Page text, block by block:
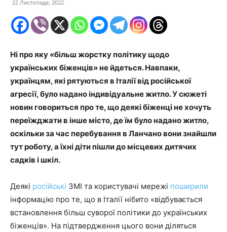
22 Листопада, 2022
Ні про яку «більш жорстку політику щодо
українських біженців» не йдеться. Навпаки,
українцям, які рятуються в Італії від російської
агресії, було надано індивідуальне житло. У сюжеті
новин говориться про те, що деякі біженці не хочуть
переїжджати в інше місто, де їм було надано житло,
оскільки за час перебування в Ланчано вони знайшли
тут роботу, а їхні діти пішли до місцевих дитячих
садків і шкіл.
Деякі російські ЗМІ та користувачі мережі поширили
інформацію про те, що в Італії нібито «відбувається
встановлення більш суворої політики до українських
біженців». На підтвердження цього вони діляться